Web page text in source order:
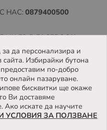
НАС: 0879400500
НИ ВЪВFACEBOOK
МАГАЗИН
да персонализира и
Избирайки бутона
по-добро
онлайн пазаруване.
бисквитки ще окаже
Ви доставяме
искате да научите
УСЛОВИЯ ЗА ПОЛЗВАНЕ